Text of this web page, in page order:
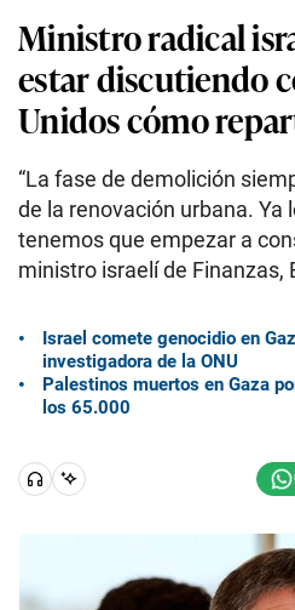
Ministro radical
estar discutiendo
Unidos cómo
“La fase de demolición
de la renovación urbana. Ya
tenemos que empezar a
ministro israelí de Finanzas,
Israel comete genocidio en
investigadora de la ONU
Palestinos muertos en Gaza
los 65.000